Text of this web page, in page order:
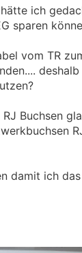
ich
sparen
vom TR
Buchsen
damit ich